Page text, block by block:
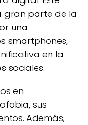
gran parte de la
una
smartphones,
en la
sociales.
en
sus
Además,